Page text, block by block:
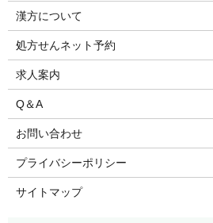
漢方について
処方せんネット予約
求人案内
Q＆A
お問い合わせ
プライバシーポリシー
サイトマップ